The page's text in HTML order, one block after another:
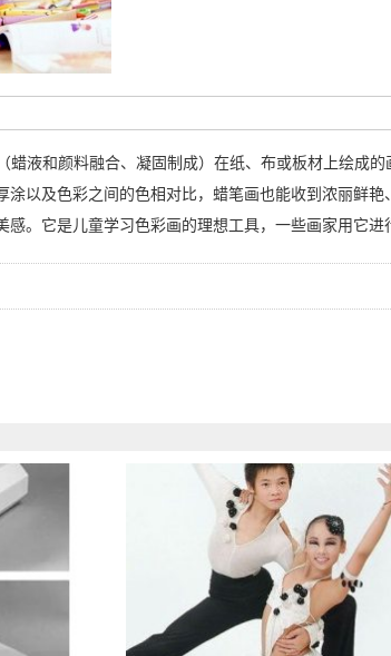
蜡液和颜料融合、凝固制成）在纸、布或板材上绘成
涂以及色彩之间的色相对比，蜡笔画也能收到浓丽鲜
感。它是儿童学习色彩画的理想工具，一些画家用它进